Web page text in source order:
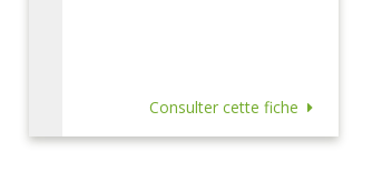
Consulter cette fiche